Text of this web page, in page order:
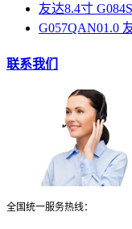
友达8.4寸
G057QAN01.0
联系我们
全国统一服务热线：